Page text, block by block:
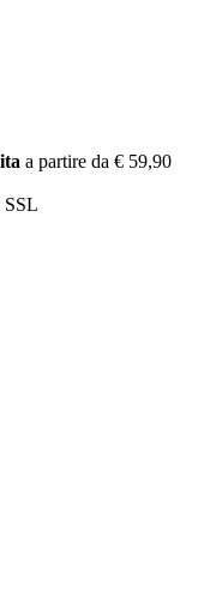
a partire da € 59,90
SSL